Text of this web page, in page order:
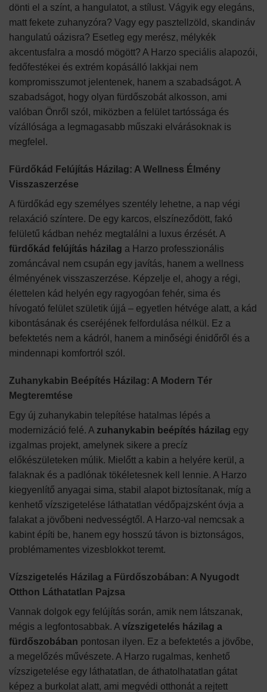
dönti el a színt, a hangulatot, a stílust. Vágyik egy elegáns,
matt fekete zuhanyzóra? Vagy egy pasztellzöld, skandináv
hangulatú oázisra? Esetleg egy merész, mélykék
akcentusfalra a mosdó mögött? A Harzo speciális alapozói,
fedőfestékei és extrém kopásálló lakkjai nem
kompromisszumot jelentenek, hanem a szabadságot. A
szabadságot, hogy olyan fürdőszobát alkosson, ami
valóban Önről szól, miközben a felület tartóssága és
vízállósága a legmagasabb műszaki elvárásoknak is
megfelel.
Fürdőkád Felújítás Házilag: A Wellness Élmény
Visszaszerzése
A fürdőkád egy személyes szentély lehetne, a nap végi
relaxáció színtere. De egy karcos, elszíneződött, fakó
felületű kádban nehéz megtalálni a luxus érzését. A
fürdőkád felújítás házilag a Harzo professzionális
zománcával nem csupán egy javítás, hanem a wellness
élményének visszaszerzése. Képzelje el, ahogy a régi,
élettelen kád helyén egy ragyogóan fehér, sima és
hívogató felület születik újjá – egyetlen hétvége alatt, a kád
kibontásának és cseréjének felfordulása nélkül. Ez a
befektetés nem a kádról, hanem a minőségi énidőről és a
mindennapi komfortról szól.
Zuhanykabin Beépítés Házilag: A Modern Tér
Megteremtése
Egy új zuhanykabin telepítése hatalmas lépés a
modernizáció felé. A zuhanykabin beépítés házilag egy
izgalmas projekt, amelynek sikere a precíz
előkészületeken múlik. Mielőtt a kabin a helyére kerül, a
falaknak és a padlónak tökéletesnek kell lennie. A Harzo
kiegyenlítő anyagai sima, stabil alapot biztosítanak, míg a
kenhető vízszigetelése láthatatlan védőpajzsként óvja a
falakat a jövőbeni nedvességtől. A Harzo-val nemcsak a
kabint építi be, hanem egy hosszú távon is biztonságos,
problémamentes vizesblokkot teremt.
Vízszigetelés Házilag a Fürdőszobában: A Nyugodt
Otthon Láthatatlan Pajzsa
Vannak dolgok egy felújítás során, amik nem látszanak,
mégis a legfontosabbak. A vízszigetelés házilag a
fürdőszobában pontosan ilyen. Ez a befektetés a jövőbe,
a megelőzés művészete. A Harzo rugalmas, kenhető
vízszigetelése egy láthatatlan, de áthatolhatatlan gátat
képez a burkolat alatt, ami megvédi otthonát a rejtett